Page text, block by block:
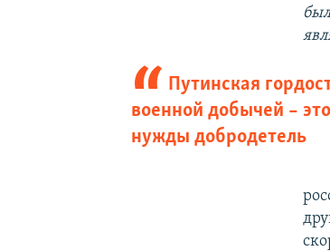
Путинская
военной добычей –
нужды добродетель